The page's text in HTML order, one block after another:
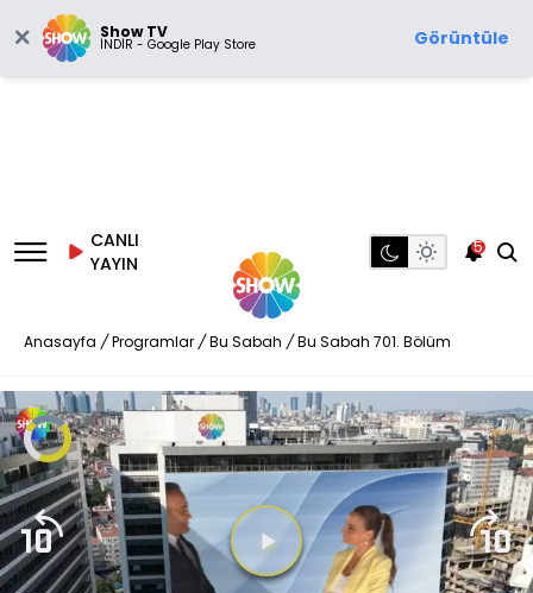
Show TV
İNDİR - Google Play Store Görüntüle
CANLI
YAYIN
5
Anasayfa / Programlar / Bu Sabah / Bu Sabah 701. Bölüm